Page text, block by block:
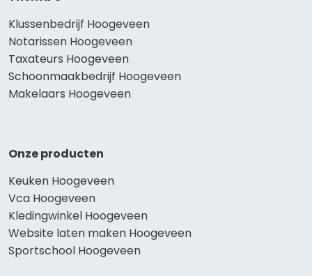
Klussenbedrijf Hoogeveen
Notarissen Hoogeveen
Taxateurs Hoogeveen
Schoonmaakbedrijf Hoogeveen
Makelaars Hoogeveen
Onze producten
Keuken Hoogeveen
Vca Hoogeveen
Kledingwinkel Hoogeveen
Website laten maken Hoogeveen
Sportschool Hoogeveen